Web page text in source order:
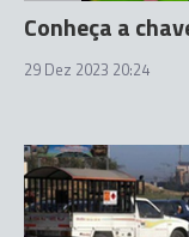
Conheça a
29 Dez 2023 20:24